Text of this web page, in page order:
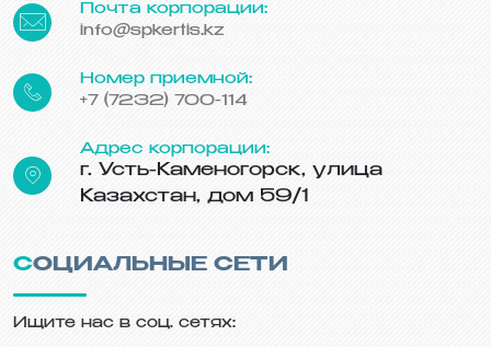
Почта корпорации:
info@spkertis.kz
Номер приемной:
+7 (7232) 700-114
Адрес корпорации:
г. Усть-Каменогорск, улица
Казахстан, дом 59/1
СОЦИАЛЬНЫЕ СЕТИ
Ищите нас в соц. сетях: